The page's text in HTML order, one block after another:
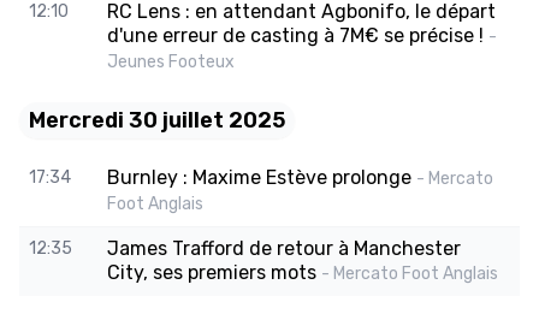
12:10
RC Lens : en attendant Agbonifo, le départ
d'une erreur de casting à 7M€ se précise ! -
Jeunes Footeux
Mercredi 30 juillet 2025
17:34 Burnley : Maxime Estève prolonge - Mercato
Foot Anglais
12:35
James Trafford de retour à Manchester
City, ses premiers mots - Mercato Foot Anglais